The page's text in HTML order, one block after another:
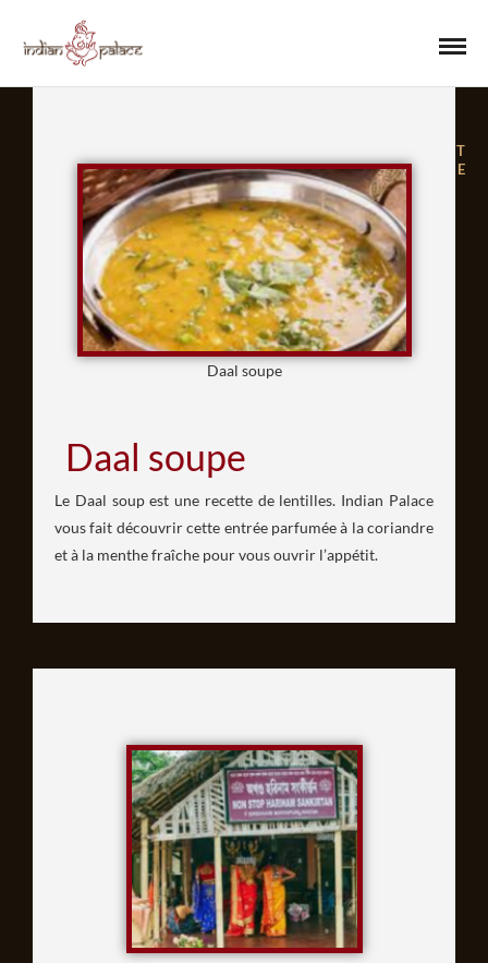
Daal soupe
Daal soupe
Le Daal soup est une recette de lentilles. Indian Palace
vous fait découvrir cette entrée parfumée à la coriandre
et à la menthe fraîche pour vous ouvrir l’appétit.
T
E